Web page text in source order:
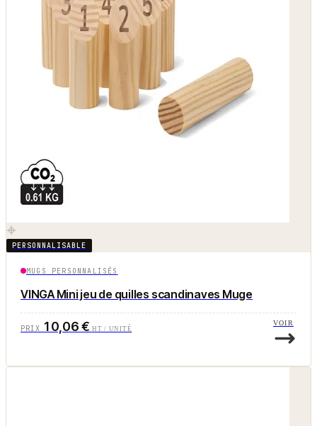
PERSONNALISABLE
MUGS PERSONNALISÉS
VINGA Mini jeu de quilles scandinaves Muge
PRIX 10,06 €HT / UNITÉ
VOIR